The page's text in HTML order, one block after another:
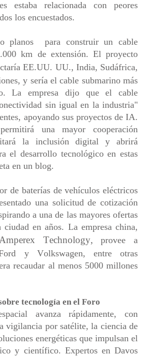
estaba relacionada con peores
los encuestados.
planos para construir un cable
km de extensión. El proyecto
EE.UU. UU., India, Sudáfrica,
y sería el cable submarino más
La empresa dijo que el cable
sin igual en la industria"
apoyando sus proyectos de IA.
una mayor cooperación
la inclusión digital y abrirá
el desarrollo tecnológico en estas
en un blog.
de baterías de vehículos eléctricos
una solicitud de cotización
a una de las mayores ofertas
ciudad en años. La empresa china,
Technology,provee a
y Volkswagen, entre otras
recaudar al menos 5000 millones
tecnología en el Foro
avanza rápidamente, con
vigilancia por satélite, la ciencia de
energéticas que impulsan el
y científico. Expertos en Davos